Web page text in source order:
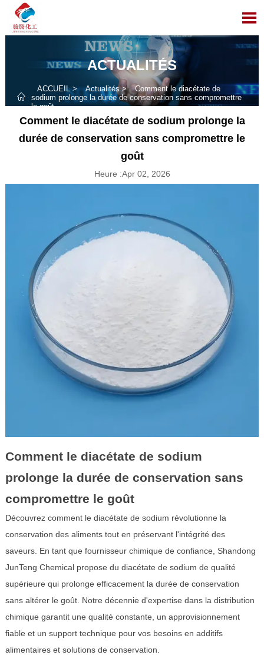

ACTUALITÉS

ACCUEIL> Actualités>
Comment le diacétate de
sodium prolonge la durée de conservation sans compromettre
le goût
Comment le diacétate de sodium prolonge la
durée de conservation sans compromettre le
goût
Heure :Apr 02, 2026
Comment le diacétate de sodium
prolonge la durée de conservation sans
compromettre le goût
Découvrez comment le diacétate de sodium révolutionne la
conservation des aliments tout en préservant l'intégrité des
saveurs. En tant que fournisseur chimique de confiance, Shandong
JunTeng Chemical propose du diacétate de sodium de qualité
supérieure qui prolonge efficacement la durée de conservation
sans altérer le goût. Notre décennie d'expertise dans la distribution
chimique garantit une qualité constante, un approvisionnement
fiable et un support technique pour vos besoins en additifs
alimentaires et solutions de conservation.